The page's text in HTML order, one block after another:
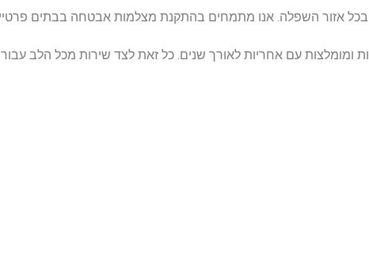
ומומלצות עם אחריות לאורך שנים. כל זאת לצד שירות מכל הלב